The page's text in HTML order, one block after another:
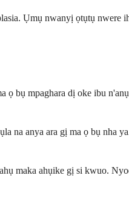
Ụmụ nwanyị ọtụtụ nwere
bụ mpaghara dị oke ibu
na anya ara gị ma ọ bụ nha
maka ahụike gị si kwuo.